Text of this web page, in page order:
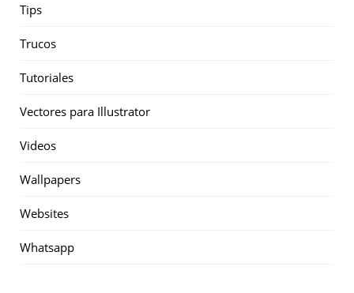
Tips
Trucos
Tutoriales
Vectores para Illustrator
Videos
Wallpapers
Websites
Whatsapp